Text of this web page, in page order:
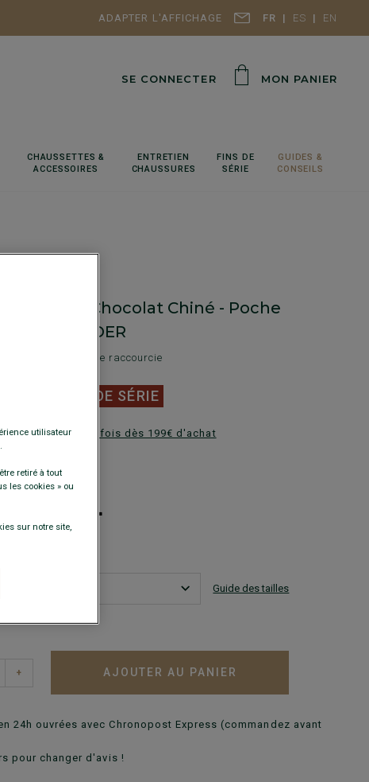
FR ES EN
ADAPTER L'AFFICHAGE
SE CONNECTER MON PANIER
CHAUSSETTES &
ACCESSOIRES
ENTRETIEN
CHAUSSURES
FINS DE
SÉRIE
GUIDES &
CONSEILS
flanelle Chocolat Chiné - Poche
- ALEXANDER
- Coupe ajustée raccourcie
FINS DE SÉRIE
en plusieurs fois dès 199€ d'achat
+
Guide des tailles
+ AJOUTER AU PANIER
24h ouvrées avec Chronopost Express (commandez avant
pour changer d'avis !
utilisateur
retiré à tout
les cookies » ou
sur notre site,